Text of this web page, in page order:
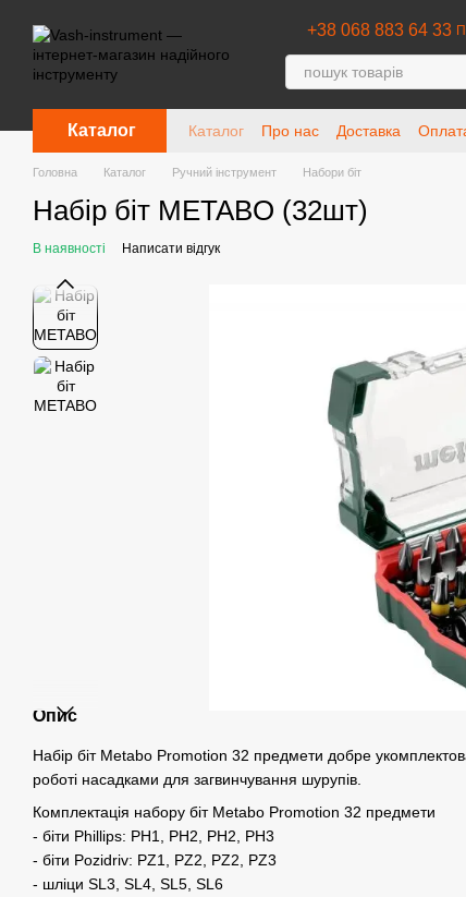
+38 068 883 64 33
Каталог Каталог Про нас Доставка
Головна Каталог Ручний інструмент Набори біт
Набір біт METABO (32шт)
В наявності Написати відгук
Опис
Набір біт Metabo Promotion 32 предмети добре
роботі насадками для загвинчування шурупів.
Комплектація набору біт Metabo Promotion 32 предмети
- біти Phillips: PH1, PH2, PH2, PH3
- біти Pozidriv: PZ1, PZ2, PZ2, PZ3
- шліци SL3, SL4, SL5, SL6